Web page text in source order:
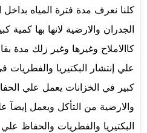
كلنا نعرف مدة فترة المياه
الجدران والارضية لانها بها كمية
كاالاملاح وغيرها وغير زلك مدة
علي إنتشار البكتيريا والفطريات
كبير في الخزانات يعمل علي
والارضية من التأكل ويعمل إيضآ
البكتيريا والفطريات والحفاظ